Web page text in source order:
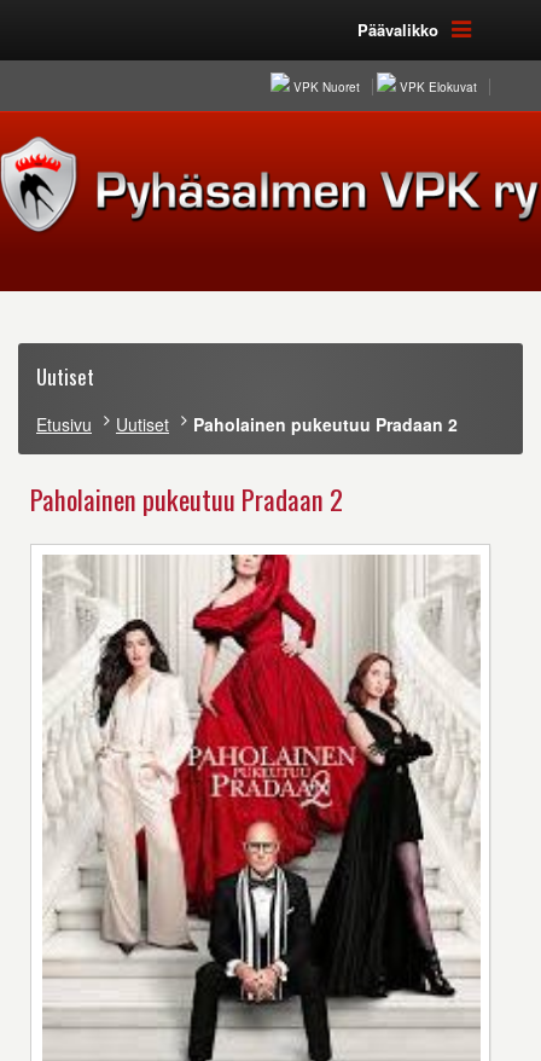
Päävalikko
VPK Nuoret VPK Elokuvat
Uutiset
Etusivu Uutiset Paholainen pukeutuu Pradaan 2
Paholainen pukeutuu Pradaan 2